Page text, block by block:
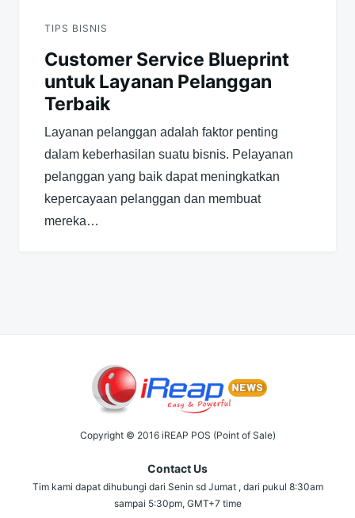
TIPS BISNIS
Customer Service Blueprint
untuk Layanan Pelanggan
Terbaik
Layanan pelanggan adalah faktor penting
dalam keberhasilan suatu bisnis. Pelayanan
pelanggan yang baik dapat meningkatkan
kepercayaan pelanggan dan membuat
mereka…
Copyright © 2016 iREAP POS (Point of Sale)
Contact Us
Tim kami dapat dihubungi dari Senin sd Jumat , dari pukul 8:30am
sampai 5:30pm, GMT+7 time